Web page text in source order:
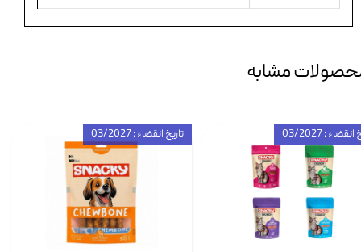
مشابه
تاریخ انقضاء : 03/2027 : 03/2027